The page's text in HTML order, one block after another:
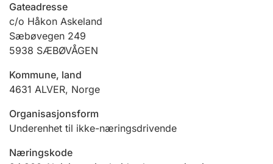
Jeger
Betaling og jegeravgiftskort
Ektepaktrettleiaren
Andre tema
Gateadresse
c/o Håkon Askeland
Sæbøvegen 249
5938 SÆBØVÅGEN
Kommune, land
4631 ALVER, Norge
Organisasjonsform
Underenhet til ikke-næringsdrivende
Næringskode